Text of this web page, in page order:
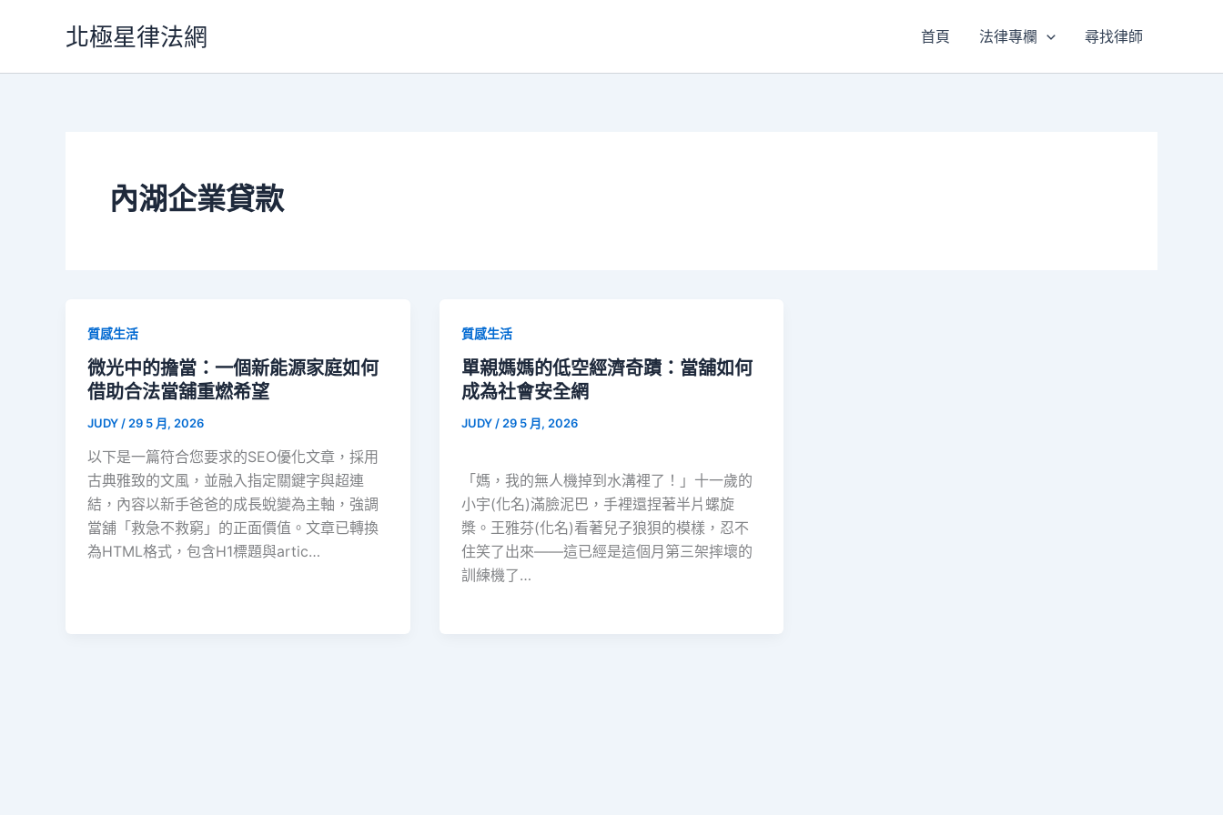
北極星律法網 首頁 法律專欄 尋找律師
內湖企業貸款
質感生活
微光中的擔當：一個新能源家庭如何
借助合法當舖重燃希望
JUDY / 29 5 月, 2026
以下是一篇符合您要求的SEO優化文章，採用
古典雅致的文風，並融入指定關鍵字與超連
結，內容以新手爸爸的成長蛻變為主軸，強調
當舖「救急不救窮」的正面價值。文章已轉換
為HTML格式，包含H1標題與artic…
質感生活
單親媽媽的低空經濟奇蹟：當舖如何
成為社會安全網
JUDY / 29 5 月, 2026
「媽，我的無人機掉到水溝裡了！」十一歲的
小宇(化名)滿臉泥巴，手裡還捏著半片螺旋
槳。王雅芬(化名)看著兒子狼狽的模樣，忍不
住笑了出來——這已經是這個月第三架摔壞的
訓練機了…